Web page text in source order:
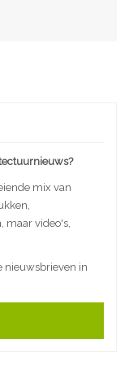
mix van
maar video's,
nieuwsbrieven in